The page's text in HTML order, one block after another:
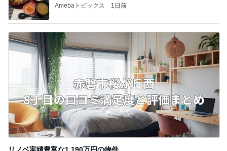
Amebaトピックス 1日前